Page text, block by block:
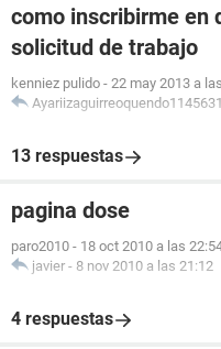
como inscribirme en
solicitud de trabajo
kenniez pulido - 22 may 2013 a
13 respuestas
pagina dose
paro2010 - 18 oct 2010 a las
javier - 8 nov 2010 a las 21:12
4 respuestas